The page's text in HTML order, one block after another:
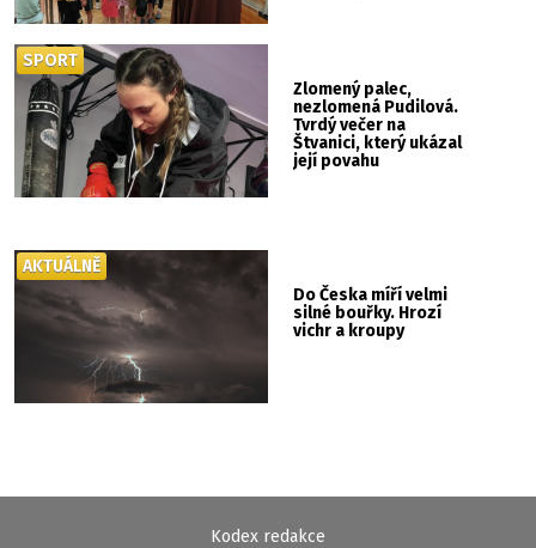
Zlomený palec,
nezlomená Pudilová.
Tvrdý večer na
Štvanici, který ukázal
její povahu
SPORT
Do Česka míří velmi
silné bouřky. Hrozí
vichr a kroupy
AKTUÁLNĚ
Kodex redakce